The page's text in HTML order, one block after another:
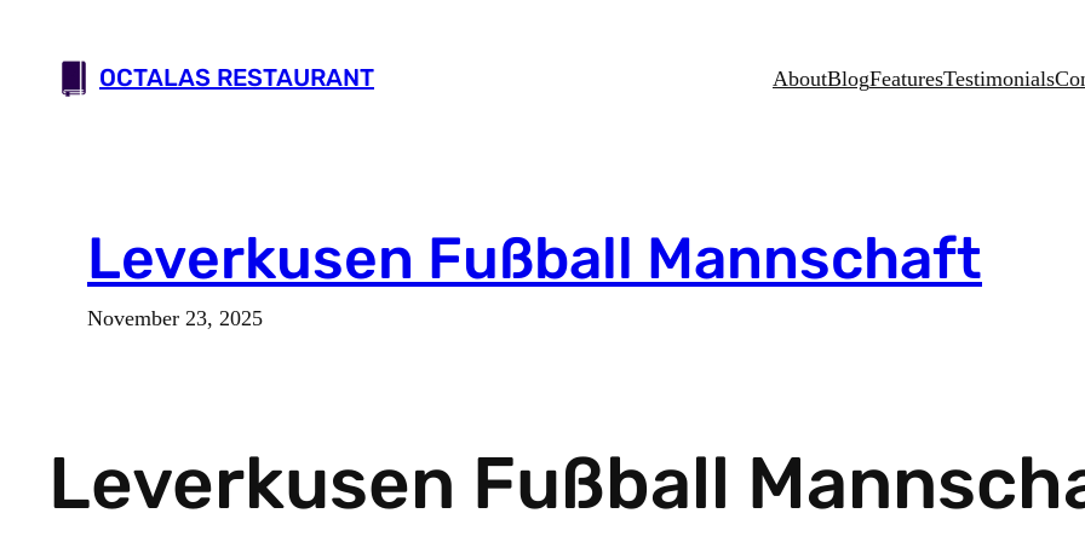
content
OCTALAS RESTAURANT AboutBlogFeaturesTestimonials
Leverkusen Fußball Mannschaft
November 23, 2025
Leverkusen Fußball